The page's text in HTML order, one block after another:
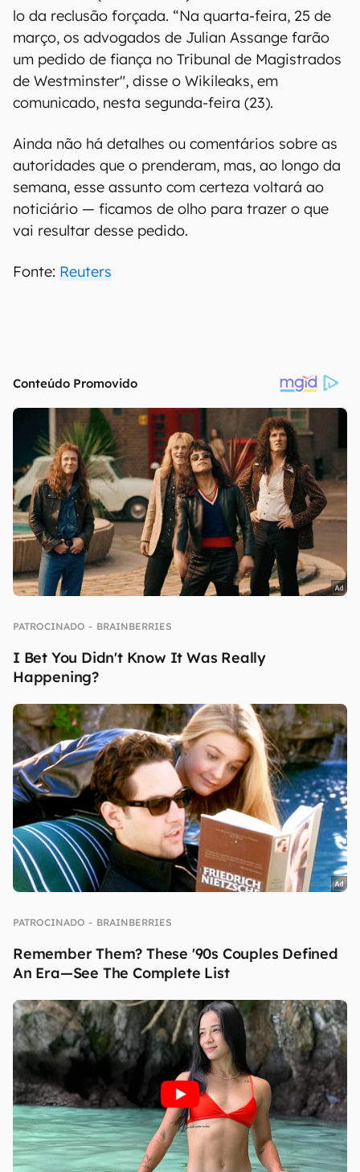
lo da reclusão forçada. “Na quarta-feira, 25 de
março, os advogados de Julian Assange farão
um pedido de fiança no Tribunal de Magistrados
de Westminster", disse o Wikileaks, em
comunicado, nesta segunda-feira (23).
Ainda não há detalhes ou comentários sobre as
autoridades que o prenderam, mas, ao longo da
semana, esse assunto com certeza voltará ao
noticiário — ficamos de olho para trazer o que
vai resultar desse pedido.
Fonte: Reuters